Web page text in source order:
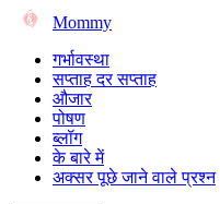
Mommy
गर्भावस्था
सप्ताह दर सप्ताह
औजार
पोषण
ब्लॉग
के बारे में
अक्सर पूछे जाने वाले प्रश्न